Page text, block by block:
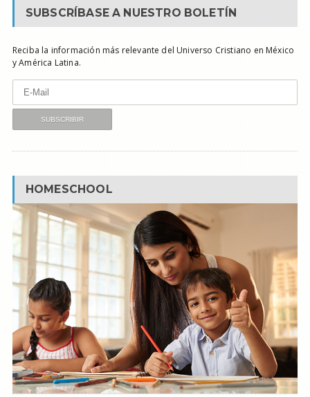
SUBSCRÍBASE A NUESTRO BOLETÍN
Reciba la información más relevante del Universo Cristiano en México
y América Latina.
HOMESCHOOL